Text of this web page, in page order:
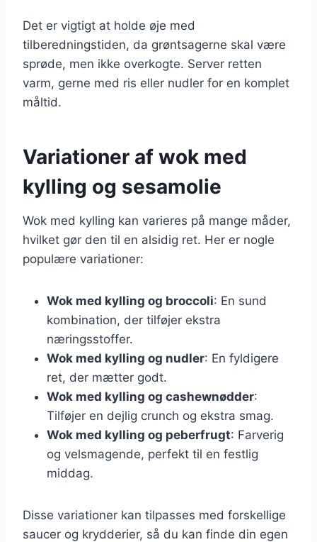
Det er vigtigt at holde øje med
tilberedningstiden, da grøntsagerne skal være
sprøde, men ikke overkogte. Server retten
varm, gerne med ris eller nudler for en komplet
måltid.
Variationer af wok med
kylling og sesamolie
Wok med kylling kan varieres på mange måder,
hvilket gør den til en alsidig ret. Her er nogle
populære variationer:
Wok med kylling og broccoli: En sund
kombination, der tilføjer ekstra
næringsstoffer.
Wok med kylling og nudler: En fyldigere
ret, der mætter godt.
Wok med kylling og cashewnødder:
Tilføjer en dejlig crunch og ekstra smag.
Wok med kylling og peberfrugt: Farverig
og velsmagende, perfekt til en festlig
middag.
Disse variationer kan tilpasses med forskellige
saucer og krydderier, så du kan finde din egen